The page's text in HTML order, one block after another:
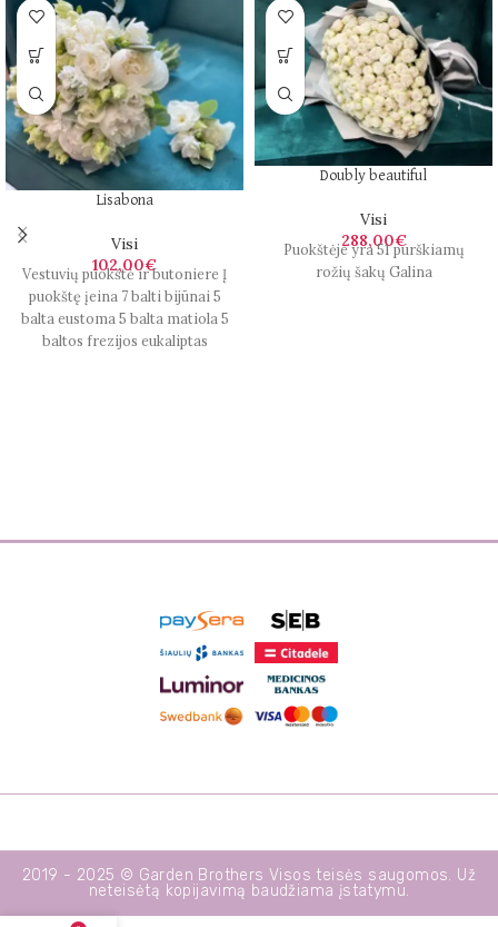
Lisabona
Visi
102,00€
Vestuvių puokštė ir butoniere Į
puokštę įeina 7 balti bijūnai 5
balta eustoma 5 balta matiola 5
baltos frezijos eukaliptas
Doubly beautiful
Visi
288,00€
Puokštėje yra 51 purškiamų
rožių šakų Galina
2019 - 2025 © Garden Brothers Visos teisės saugomos. Už
neteisėtą kopijavimą baudžiama įstatymu.